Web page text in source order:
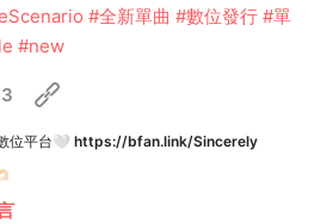
#全新單曲 #數位發行 #單
#new
3
位平台🤍https://bfan.link/Sincerely